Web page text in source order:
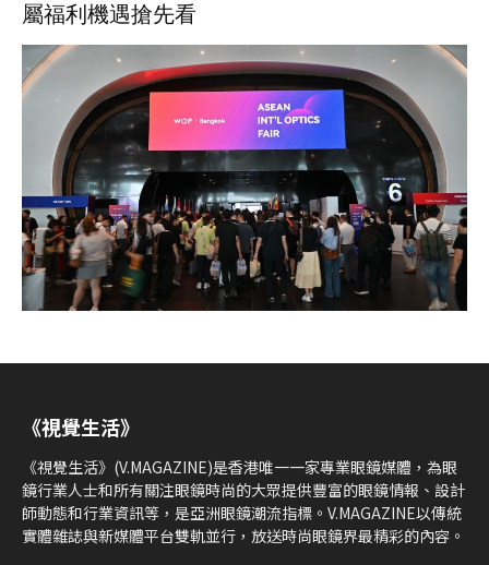
屬福利機遇搶先看
《視覺生活》
《視覺生活》(V.MAGAZINE)是香港唯一一家專業眼鏡媒體，為眼
鏡行業人士和所有關注眼鏡時尚的大眾提供豐富的眼鏡情報、設計
師動態和行業資訊等，是亞洲眼鏡潮流指標。V.MAGAZINE以傳統
實體雜誌與新媒體平台雙軌並行，放送時尚眼鏡界最精彩的內容。